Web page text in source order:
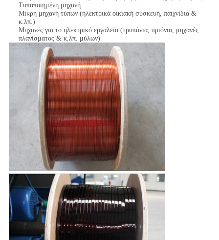
Τυποποιημένη μηχανή
Μικρή μηχανή τύπων (ηλεκτρικά οικιακή συσκευή, παιχνίδια &
κ.λπ.)
Μηχανές για το ηλεκτρικό εργαλείο (τρυπάνια, πριόνια, μηχανές
πλανίσματος & κ.λπ. μύλων)